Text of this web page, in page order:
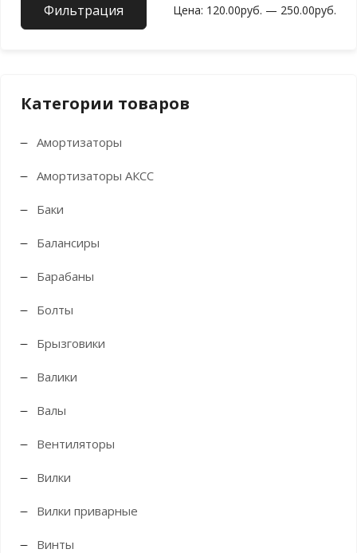
Фильтрация Цена: 120.00руб. — 250.00руб.
Категории товаров
Амортизаторы
Амортизаторы АКСС
Баки
Балансиры
Барабаны
Болты
Брызговики
Валики
Валы
Вентиляторы
Вилки
Вилки приварные
Винты